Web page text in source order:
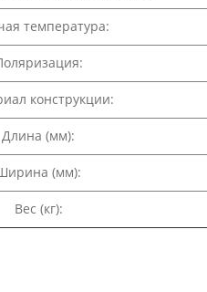
температура:
конструкции:
Длина (мм):
(мм):
Вес (кг):